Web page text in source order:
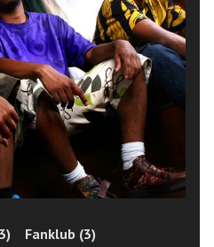
Fanklub (3)